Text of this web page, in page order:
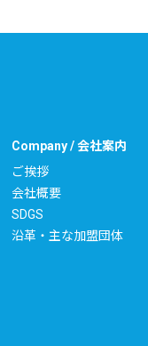
Company / 会社案内
ご挨拶
会社概要
SDGS
沿革・主な加盟団体